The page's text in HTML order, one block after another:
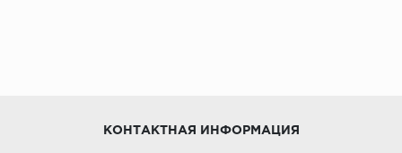
КОНТАКТНАЯ ИНФОРМАЦИЯ